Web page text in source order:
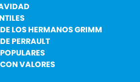
LOS HERMANOS GRIMM
PERRAULT
VALORES